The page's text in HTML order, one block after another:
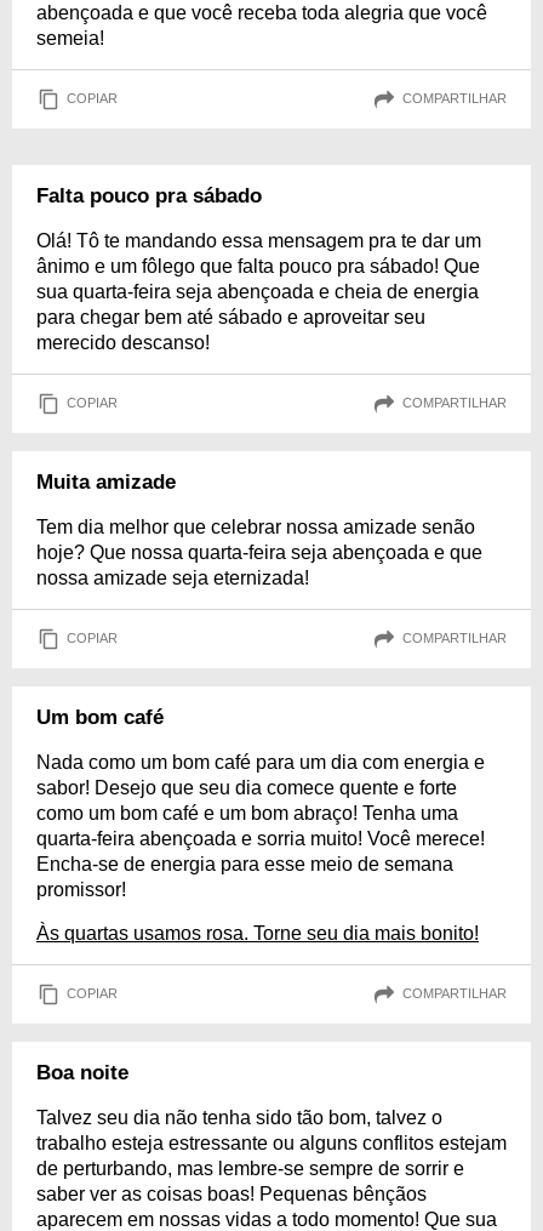
abençoada e que você receba toda alegria que você
semeia!
COPIAR COMPARTILHAR
Falta pouco pra sábado
Olá! Tô te mandando essa mensagem pra te dar um
ânimo e um fôlego que falta pouco pra sábado! Que
sua quarta-feira seja abençoada e cheia de energia
para chegar bem até sábado e aproveitar seu
merecido descanso!
COPIAR COMPARTILHAR
Muita amizade
Tem dia melhor que celebrar nossa amizade senão
hoje? Que nossa quarta-feira seja abençoada e que
nossa amizade seja eternizada!
COPIAR COMPARTILHAR
Um bom café
Nada como um bom café para um dia com energia e
sabor! Desejo que seu dia comece quente e forte
como um bom café e um bom abraço! Tenha uma
quarta-feira abençoada e sorria muito! Você merece!
Encha-se de energia para esse meio de semana
promissor!
Às quartas usamos rosa. Torne seu dia mais bonito!
COPIAR COMPARTILHAR
Boa noite
Talvez seu dia não tenha sido tão bom, talvez o
trabalho esteja estressante ou alguns conflitos estejam
de perturbando, mas lembre-se sempre de sorrir e
saber ver as coisas boas! Pequenas bênçãos
aparecem em nossas vidas a todo momento! Que sua